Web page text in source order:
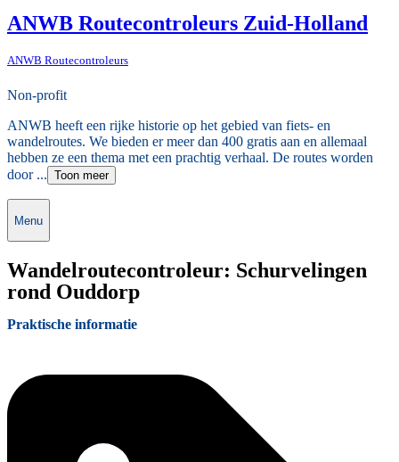
ANWB Routecontroleurs Zuid-Holland
ANWB Routecontroleurs
Non-profit
ANWB heeft een rijke historie op het gebied van fiets- en
wandelroutes. We bieden er meer dan 400 gratis aan en allemaal
hebben ze een thema met een prachtig verhaal. De routes worden
door ... Toon meer
Menu
Wandelroutecontroleur: Schurvelingen
rond Ouddorp
Praktische informatie